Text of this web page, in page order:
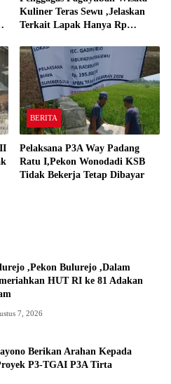
Kuliner Teras Sewu ,Jelaskan
Terkait Lapak Hanya Rp
BERITA
Pelaksana P3A Way Padang
Ratu I,Pekon Wonodadi KSB
Tidak Bekerja Tetap Dibayar
,Pekon Bulurejo ,Dalam
HUT RI ke 81 Adakan
7, 2026
Berikan Arahan Kepada
P3-TGAI P3A Tirta